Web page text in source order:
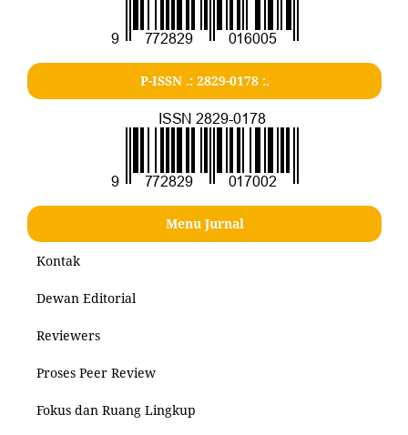
P-ISSN .: 2829-0178 :.
Menu Jurnal
Kontak
Dewan Editorial
Reviewers
Proses Peer Review
Fokus dan Ruang Lingkup